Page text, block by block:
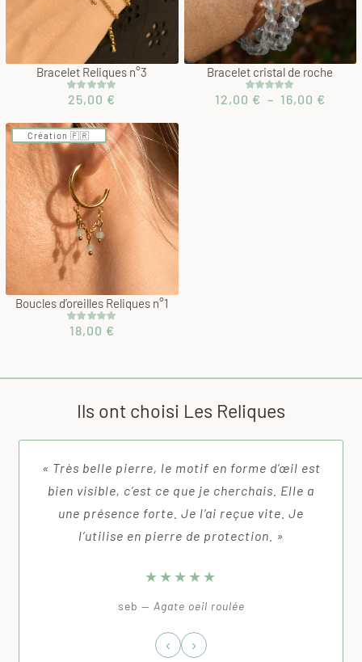
Bracelet Reliques n°3
Noté5.00
sur 5 basé
2
notations
client
25,00 €
Bracelet cristal de roche
Noté5.00
1
12,00 € – 16,00 €
Création 🇫🇷
Boucles d’oreilles Reliques n°1
Noté5.00
118,00 €
Ils ont choisi Les Reliques
« Très belle pierre, le motif en forme d’œil est
bien visible, c’est ce que je cherchais. Elle a
une présence forte. Je l’ai reçue vite. Je
l’utilise en pierre de protection. »
★★★★★
seb — Agate oeil roulée
‹ ›